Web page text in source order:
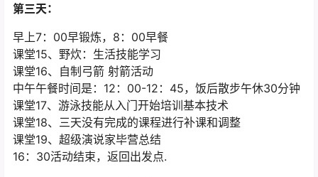
第三天：
早上7：00早锻炼，8：00早餐
课堂15、野炊：生活技能学习
课堂16、自制弓箭 射箭活动
中午午餐时间是：12：00-12：45，饭后散步午休30分钟
课堂17、游泳技能从入门开始培训基本技术
课堂18、三天没有完成的课程进行补课和调整
课堂19、超级演说家毕营总结
16：30活动结束，返回出发点.